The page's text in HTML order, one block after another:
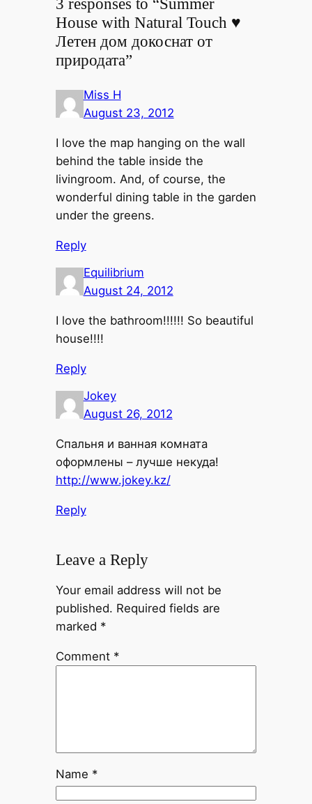
House with Natural Touch ♥
Летен дом докоснат от
природата”
Miss H
August 23, 2012
I love the map hanging on the wall
behind the table inside the
livingroom. And, of course, the
wonderful dining table in the garden
under the greens.
Reply
Equilibrium
August 24, 2012
I love the bathroom!!!!!! So beautiful
house!!!!
Reply
Jokey
August 26, 2012
Спальня и ванная комната
оформлены – лучше некуда!
http://www.jokey.kz/
Reply
Leave a Reply
Your email address will not be
published. Required fields are
marked *
Comment *
Name *